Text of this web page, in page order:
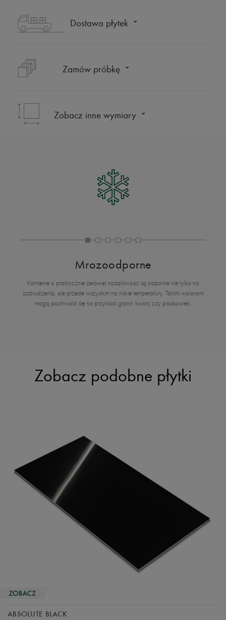
Dostawa płytek
Zamów próbkę
Zobacz inne wymiary
Mrozoodporne
Kamienie o praktycznie zerowej nasiąkliwości są odporne nie tylko na
zabrudzenia, ale przede wszystkim na niskie temperatury. Takimi walorami
mogą pochwalić się na przykład granit, kwarc czy piaskowiec.
Zobacz podobne płytki
ABSOLUTE BLACK